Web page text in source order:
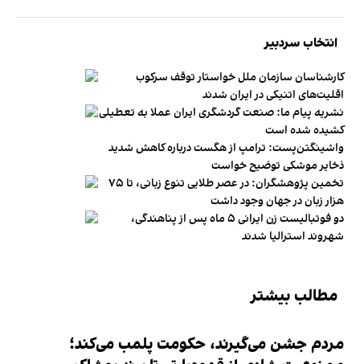
انتخاب سردبیر
کارشناسان سازمان ملل خواستار توقف سرکوب
اقلیت‌های اتنیکی در ایران شدند
نشریه پیام ما: صنعت گردشگری ایران عملا به تعطیلی
کشیده شده است
واشینگتن‌پست: ترامپ از هگست درباره کاهش شدید
ذخایر موشکی توضیح خواست
تخمین پژوهشگران: در عصر طلایی تنوع زبانی، تا ۷۵
هزار زبان در جهان وجود داشت
دو فوتبالیست زن ایرانی ۵ ماه پس از پناهندگی،
شهروند استرالیا شدند
مطالب بیشتر
مردم جشن می‌گیرند، حکومت پلمب می‌کند؛